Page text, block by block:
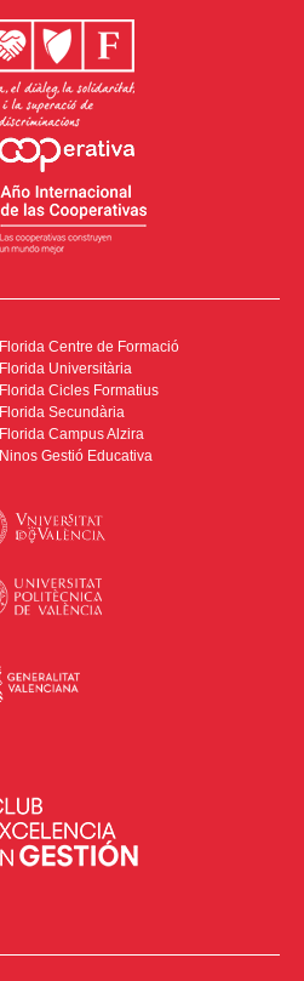
Florida Centre de Formació
Florida Universitària
Florida Cicles Formatius
Florida Secundària
Florida Campus Alzira
Ninos Gestió Educativa